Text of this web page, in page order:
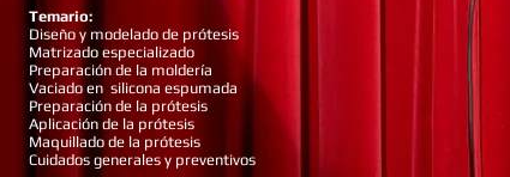
Temario:
Diseño y modelado de prótesis
Matrizado especializado
Preparación de la moldería
Vaciado en silicona espumada
Preparación de la prótesis
Aplicación de la prótesis
Maquillado de la prótesis
Cuidados generales y preventivos